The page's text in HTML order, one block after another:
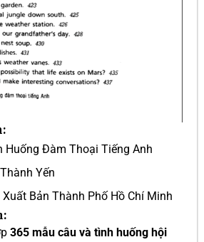
Huống Đàm Thoại Tiếng Anh
Yến
Xuất Bản Thành Phố Hồ Chí Minh
365 mẫu câu và tình huống hội